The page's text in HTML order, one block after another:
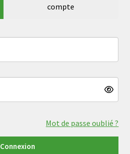
compte
Mot de passe oublié ?
Connexion